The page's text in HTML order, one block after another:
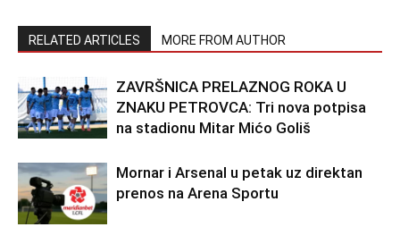
RELATED ARTICLES MORE FROM AUTHOR
ZAVRŠNICA PRELAZNOG ROKA U
ZNAKU PETROVCA: Tri nova potpisa
na stadionu Mitar Mićo Goliš
Mornar i Arsenal u petak uz direktan
prenos na Arena Sportu